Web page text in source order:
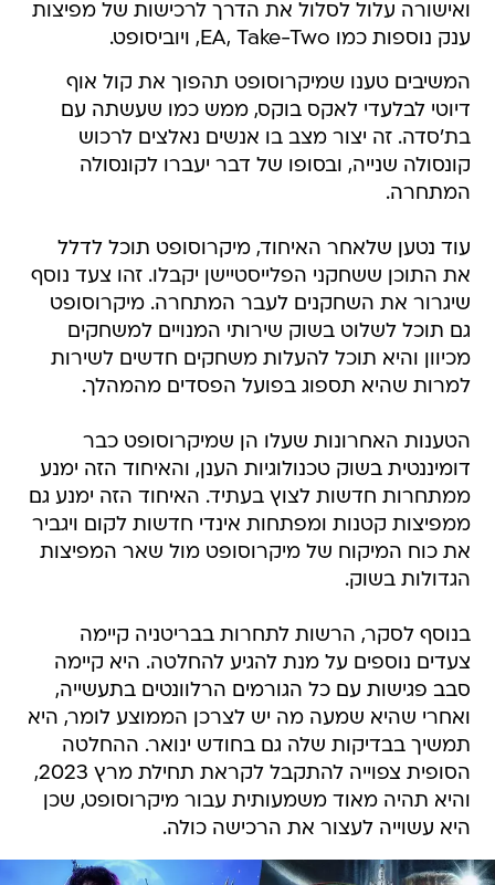
ואישורה עלול לסלול את הדרך לרכישות של מפיצות
ענק נוספות כמו EA, Take-Two, ויוביסופט.
המשיבים טענו שמיקרוסופט תהפוך את קול אוף
דיוטי לבלעדי לאקס בוקס, ממש כמו שעשתה עם
בת'סדה. זה יצור מצב בו אנשים נאלצים לרכוש
קונסולה שנייה, ובסופו של דבר יעברו לקונסולה
המתחרה.
עוד נטען שלאחר האיחוד, מיקרוסופט תוכל לדלל
את התוכן ששחקני הפלייסטיישן יקבלו. זהו צעד נוסף
שיגרור את השחקנים לעבר המתחרה. מיקרוסופט
גם תוכל לשלוט בשוק שירותי המנויים למשחקים
מכיוון והיא תוכל להעלות משחקים חדשים לשירות
למרות שהיא תספוג בפועל הפסדים מהמהלך.
הטענות האחרונות שעלו הן שמיקרוסופט כבר
דומיננטית בשוק טכנולוגיות הענן, והאיחוד הזה ימנע
ממתחרות חדשות לצוץ בעתיד. האיחוד הזה ימנע גם
ממפיצות קטנות ומפתחות אינדי חדשות לקום ויגביר
את כוח המיקוח של מיקרוסופט מול שאר המפיצות
הגדולות בשוק.
בנוסף לסקר, הרשות לתחרות בבריטניה קיימה
צעדים נוספים על מנת להגיע להחלטה. היא קיימה
סבב פגישות עם כל הגורמים הרלוונטים בתעשייה,
ואחרי שהיא שמעה מה יש לצרכן הממוצע לומר, היא
תמשיך בבדיקות שלה גם בחודש ינואר. ההחלטה
הסופית צפוייה להתקבל לקראת תחילת מרץ 2023,
והיא תהיה מאוד משמעותית עבור מיקרוסופט, שכן
היא עשוייה לעצור את הרכישה כולה.